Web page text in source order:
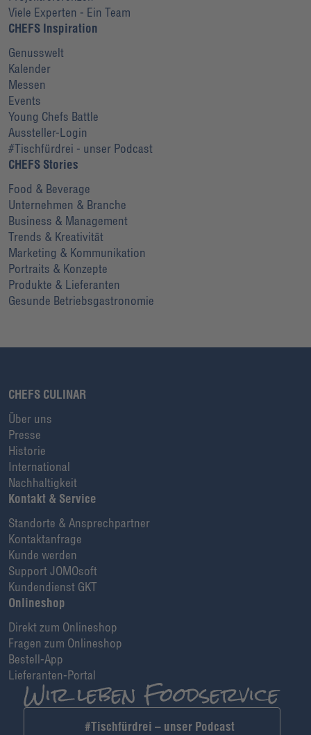
Viele Experten - Ein Team
CHEFS Inspiration
Genusswelt
Kalender
Messen
Events
Young Chefs Battle
Aussteller-Login
#Tischfürdrei - unser Podcast
CHEFS Stories
Food & Beverage
Unternehmen & Branche
Business & Management
Trends & Kreativität
Marketing & Kommunikation
Portraits & Konzepte
Produkte & Lieferanten
Gesunde Betriebsgastronomie
CHEFS CULINAR
Über uns
Presse
Historie
International
Nachhaltigkeit
Kontakt & Service
Standorte & Ansprechpartner
Kontaktanfrage
Kunde werden
Support JOMOsoft
Kundendienst GKT
Onlineshop
Direkt zum Onlineshop
Fragen zum Onlineshop
Bestell-App
Lieferanten-Portal
#Tischfürdrei – unser Podcast